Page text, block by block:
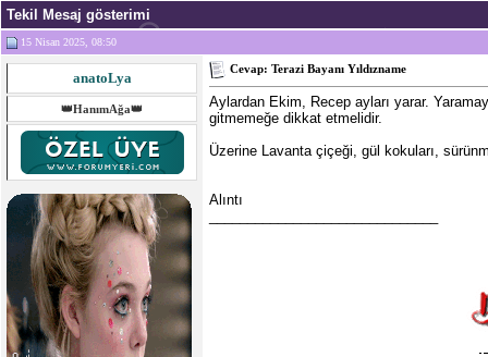
Tekil Mesaj gösterimi
15 Nisan 2025, 08:50
anatoLya
👑HanımAğa👑
Cevap: Terazi Bayanı Yıldızname
Aylardan Ekim, Recep ayları yarar.
gitmemeğe dikkat etmelidir.
Üzerine Lavanta çiçeği, gül kokuları,
Alıntı